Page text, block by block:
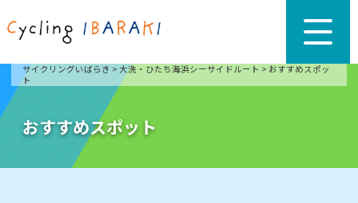
サイクリングいばらき > 大洗・ひたち海浜シーサイドルート > おすすめスポッ
ト
おすすめスポット